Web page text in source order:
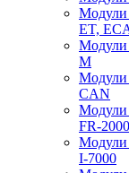
Модули
ET,
Модули
M
Модули
CAN
Модули
FR-2000
Модули
I-7000